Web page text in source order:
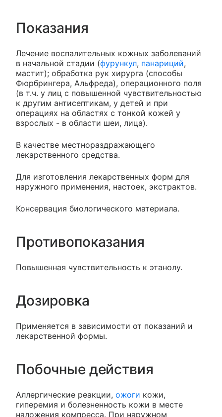
Показания
Лечение воспалительных кожных заболеваний
в начальной стадии (фурункул, панариций,
мастит); обработка рук хирурга (способы
Фюрбрингера, Альфреда), операционного поля
(в т.ч. у лиц с повышенной чувствительностью
к другим антисептикам, у детей и при
операциях на областях с тонкой кожей у
взрослых - в области шеи, лица).
В качестве местнораздражающего
лекарственного средства.
Для изготовления лекарственных форм для
наружного применения, настоек, экстрактов.
Консервация биологического материала.
Противопоказания
Повышенная чувствительность к этанолу.
Дозировка
Применяется в зависимости от показаний и
лекарственной формы.
Побочные действия
Аллергические реакции, ожоги кожи,
гиперемия и болезненность кожи в месте
наложения компресса. При наружном